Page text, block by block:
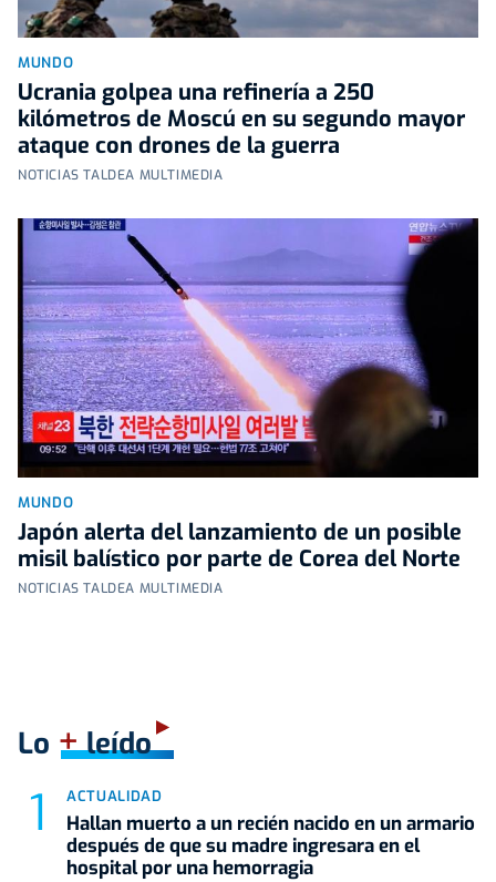
MUNDO
Ucrania golpea una refinería a 250
kilómetros de Moscú en su segundo mayor
ataque con drones de la guerra
NOTICIAS TALDEA MULTIMEDIA
MUNDO
Japón alerta del lanzamiento de un posible
misil balístico por parte de Corea del Norte
NOTICIAS TALDEA MULTIMEDIA
Lo +leído
ACTUALIDAD
Hallan muerto a un recién nacido en un armario
después de que su madre ingresara en el
hospital por una hemorragia